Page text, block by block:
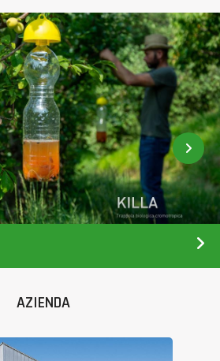
AZIENDA